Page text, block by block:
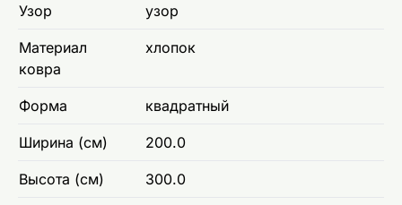
Узор узор
Материал
ковра
хлопок
Форма квадратный
Ширина (см) 200.0
Высота (см) 300.0